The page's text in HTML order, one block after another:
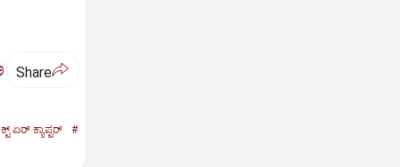
Share
ಏರ್‌ ಕ್ಯಾಪ್ಟರ್‌ #